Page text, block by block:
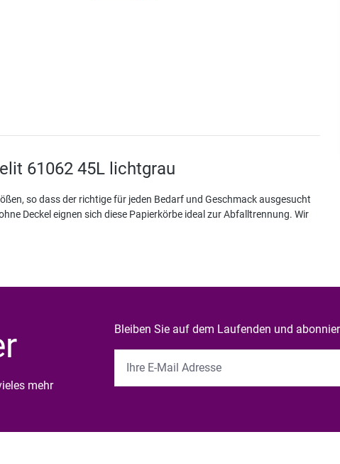
61062 45L lichtgrau
so dass der richtige für jeden Bedarf und Geschmack ausgesucht
Deckel eignen sich diese Papierkörbe ideal zur Abfalltrennung. Wir
mehr
Bleiben Sie auf dem Laufenden und